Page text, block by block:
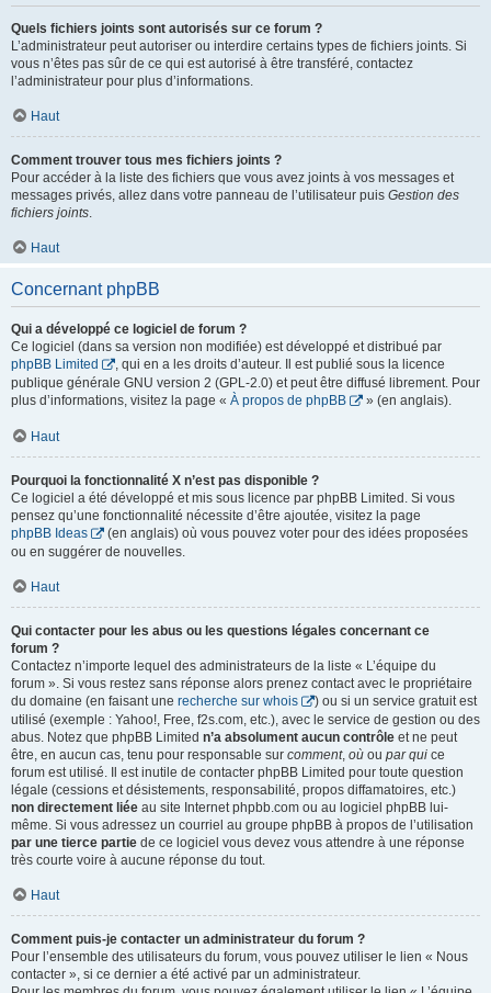
Quels fichiers joints sont autorisés sur ce forum ?
L’administrateur peut autoriser ou interdire certains types de fichiers joints. Si
vous n’êtes pas sûr de ce qui est autorisé à être transféré, contactez
l’administrateur pour plus d’informations.
Haut
Comment trouver tous mes fichiers joints ?
Pour accéder à la liste des fichiers que vous avez joints à vos messages et
messages privés, allez dans votre panneau de l’utilisateur puis Gestion des
fichiers joints.
Haut
Concernant phpBB
Qui a développé ce logiciel de forum ?
Ce logiciel (dans sa version non modifiée) est développé et distribué par
phpBB Limited
, qui en a les droits d’auteur. Il est publié sous la licence
publique générale GNU version 2 (GPL-2.0) et peut être diffusé librement. Pour
plus d’informations, visitez la page « À propos de phpBB » (en anglais).
Haut
Pourquoi la fonctionnalité X n’est pas disponible ?
Ce logiciel a été développé et mis sous licence par phpBB Limited. Si vous
pensez qu’une fonctionnalité nécessite d’être ajoutée, visitez la page
phpBB Ideas
(en anglais) où vous pouvez voter pour des idées proposées
ou en suggérer de nouvelles.
Haut
Qui contacter pour les abus ou les questions légales concernant ce
forum ?
Contactez n’importe lequel des administrateurs de la liste « L’équipe du
forum ». Si vous restez sans réponse alors prenez contact avec le propriétaire
du domaine (en faisant une recherche sur whois
) ou si un service gratuit est
utilisé (exemple : Yahoo!, Free, f2s.com, etc.), avec le service de gestion ou des
abus. Notez que phpBB Limited n’a absolument aucun contrôle et ne peut
être, en aucun cas, tenu pour responsable sur comment, où ou par qui ce
forum est utilisé. Il est inutile de contacter phpBB Limited pour toute question
légale (cessions et désistements, responsabilité, propos diffamatoires, etc.)
non directement liée au site Internet phpbb.com ou au logiciel phpBB lui-
même. Si vous adressez un courriel au groupe phpBB à propos de l’utilisation
par une tierce partie de ce logiciel vous devez vous attendre à une réponse
très courte voire à aucune réponse du tout.
Haut
Comment puis-je contacter un administrateur du forum ?
Pour l’ensemble des utilisateurs du forum, vous pouvez utiliser le lien « Nous
contacter », si ce dernier a été activé par un administrateur.